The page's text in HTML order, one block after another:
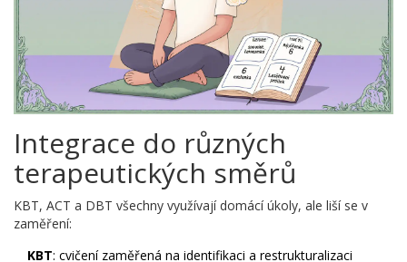
Integrace do různých
terapeutických směrů
KBT, ACT a DBT všechny využívají domácí úkoly, ale liší se v
zaměření:
KBT: cvičení zaměřená na identifikaci a restrukturalizaci